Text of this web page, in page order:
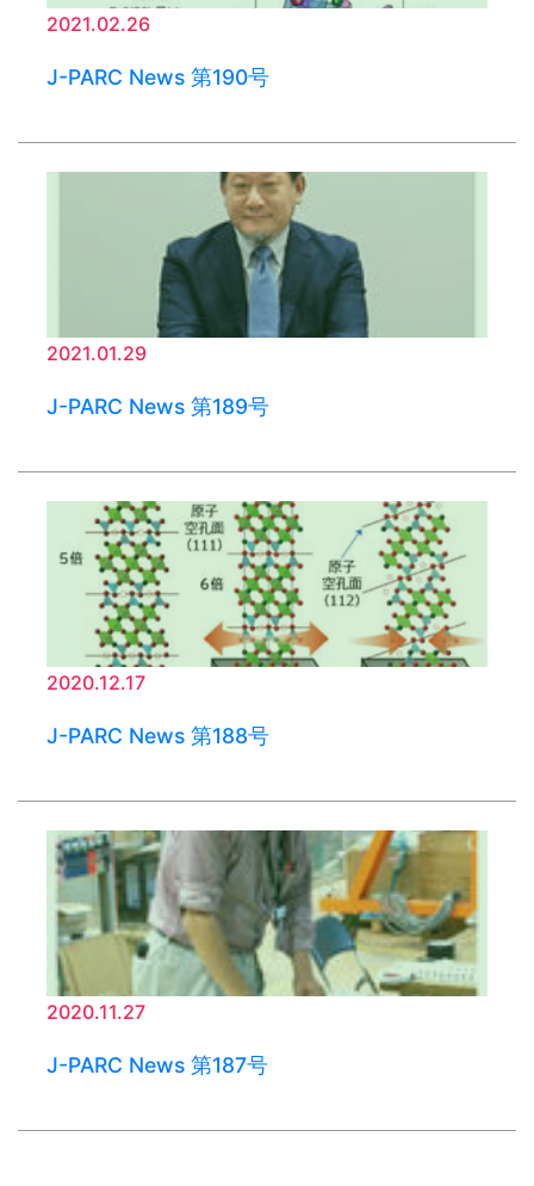
2021.02.26
J-PARC News 第190号
2021.01.29
J-PARC News 第189号
2020.12.17
J-PARC News 第188号
2020.11.27
J-PARC News 第187号